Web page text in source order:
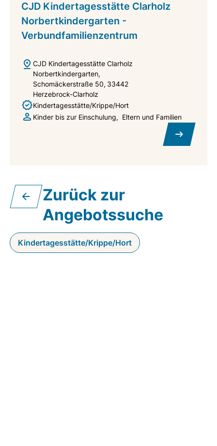
CJD Kindertagesstätte Clarholz
Norbertkindergarten -
Verbundfamilienzentrum
CJD Kindertagesstätte Clarholz
Norbertkindergarten
Schomäckerstraße 50 33442
Herzebrock-Clarholz
Kindertagesstätte/Krippe/Hort
Kinder bis zur Einschulung
Eltern und Familien
Zurück zur
Angebotssuche
Kindertagesstätte/Krippe/Hort